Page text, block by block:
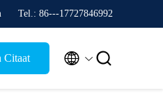
Tel.: 86---17727846992
Citaat  